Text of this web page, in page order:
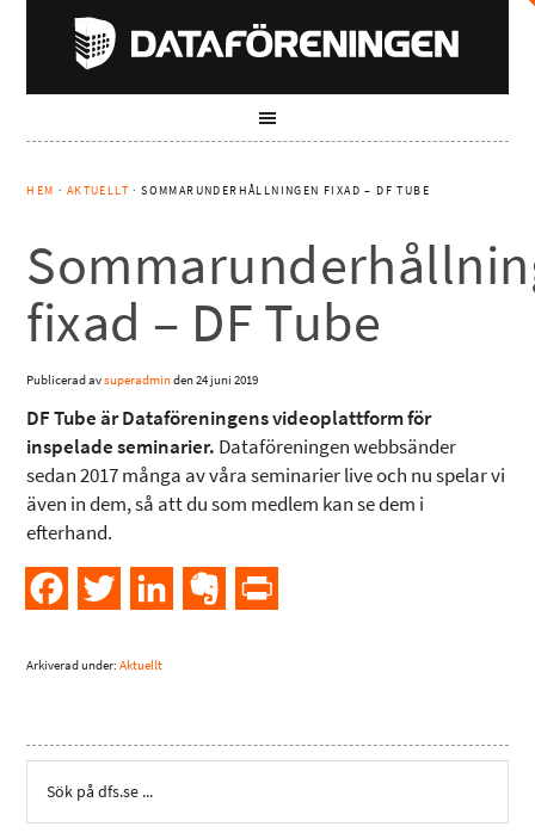
HEM · AKTUELLT · SOMMARUNDERHÅLLNINGEN FIXAD – DF TUBE
fixad – DF Tube
Publicerad avsuperadminden24 juni 2019
DF Tube är Dataföreningens videoplattform för
inspelade seminarier. Dataföreningen webbsänder
sedan 2017 många av våra seminarier live och nu spelar vi
även in dem, så att du som medlem kan se dem i
efterhand.
FacebookTwitter LinkedInEvernote
Arkiverad under:Aktuellt